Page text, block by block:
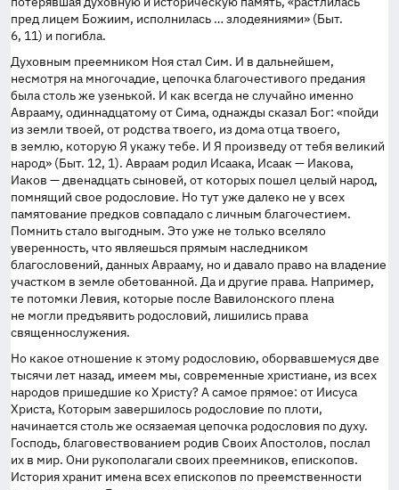
пред лицем Божиим, исполнилась … злодеяниями» (Быт.
6, 11) и погибла.
Духовным преемником Ноя стал Сим. И в дальнейшем,
несмотря на многочадие, цепочка благочестивого предания
была столь же узенькой. И как всегда не случайно именно
Аврааму, одиннадцатому от Сима, однажды сказал Бог: «пойди
из земли твоей, от родства твоего, из дома отца твоего,
в землю, которую Я укажу тебе. И Я произведу от тебя великий
народ» (Быт. 12, 1). Авраам родил Исаака, Исаак — Иакова,
Иаков — двенадцать сыновей, от которых пошел целый народ,
помнящий свое родословие. Но тут уже далеко не у всех
памятование предков совпадало с личным благочестием.
Помнить стало выгодным. Это уже не только вселяло
уверенность, что являешься прямым наследником
благословений, данных Аврааму, но и давало право на владение
участком в земле обетованной. Да и другие права. Например,
те потомки Левия, которые после Вавилонского плена
не могли предъявить родословий, лишились права
священнослужения.
Но какое отношение к этому родословию, оборвавшемуся две
тысячи лет назад, имеем мы, современные христиане, из всех
народов пришедшие ко Христу? А самое прямое: от Иисуса
Христа, Которым завершилось родословие по плоти,
начинается столь же осязаемая цепочка родословия по духу.
Господь, благовествованием родив Своих Апостолов, послал
их в мир. Они рукополагали своих преемников, епископов.
История хранит имена всех епископов по преемственности